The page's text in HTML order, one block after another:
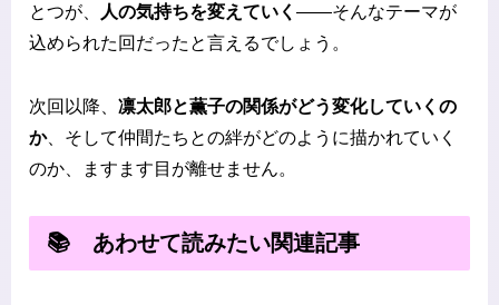
とつが、
人の気持ちを変えていく ——そんなテーマが
込められた回だったと言えるでしょう。
次回以降、 凛太郎と薫子の関係がどう変化していくの
か、そして仲間たちとの絆がどのように描かれていく
のか、ますます目が離せません。
📚 あわせて読みたい関連記事